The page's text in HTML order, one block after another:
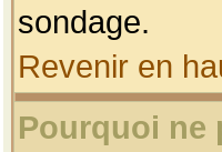
sondage.
Revenir en
Pourquoi ne